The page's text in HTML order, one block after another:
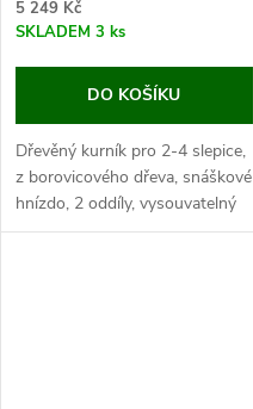
5 249 Kč
SKLADEM 3 ks
DO KOŠÍKU
Dřevěný kurník pro 2-4 slepice,
z borovicového dřeva, snáškové
hnízdo, 2 oddíly, vysouvatelný
trusník, rozměry 196x76x97